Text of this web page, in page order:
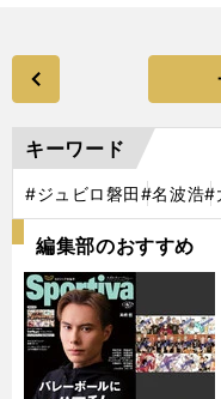
キーワード
#ジュビロ磐田#名波浩#
編集部のおすすめ